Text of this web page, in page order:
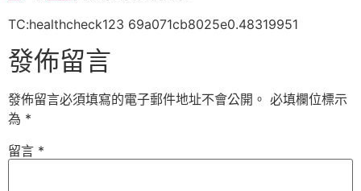
TC:healthcheck123 69a071cb8025e0.48319951
發佈留言
發佈留言必須填寫的電子郵件地址不會公開。 必填欄位標示
為 *
留言 *